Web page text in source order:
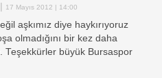
17 Mayıs 2012 | 14:00
aşkımız diye haykırıyoruz
olmadığını bir kez daha
Teşekkürler büyük Bursaspor